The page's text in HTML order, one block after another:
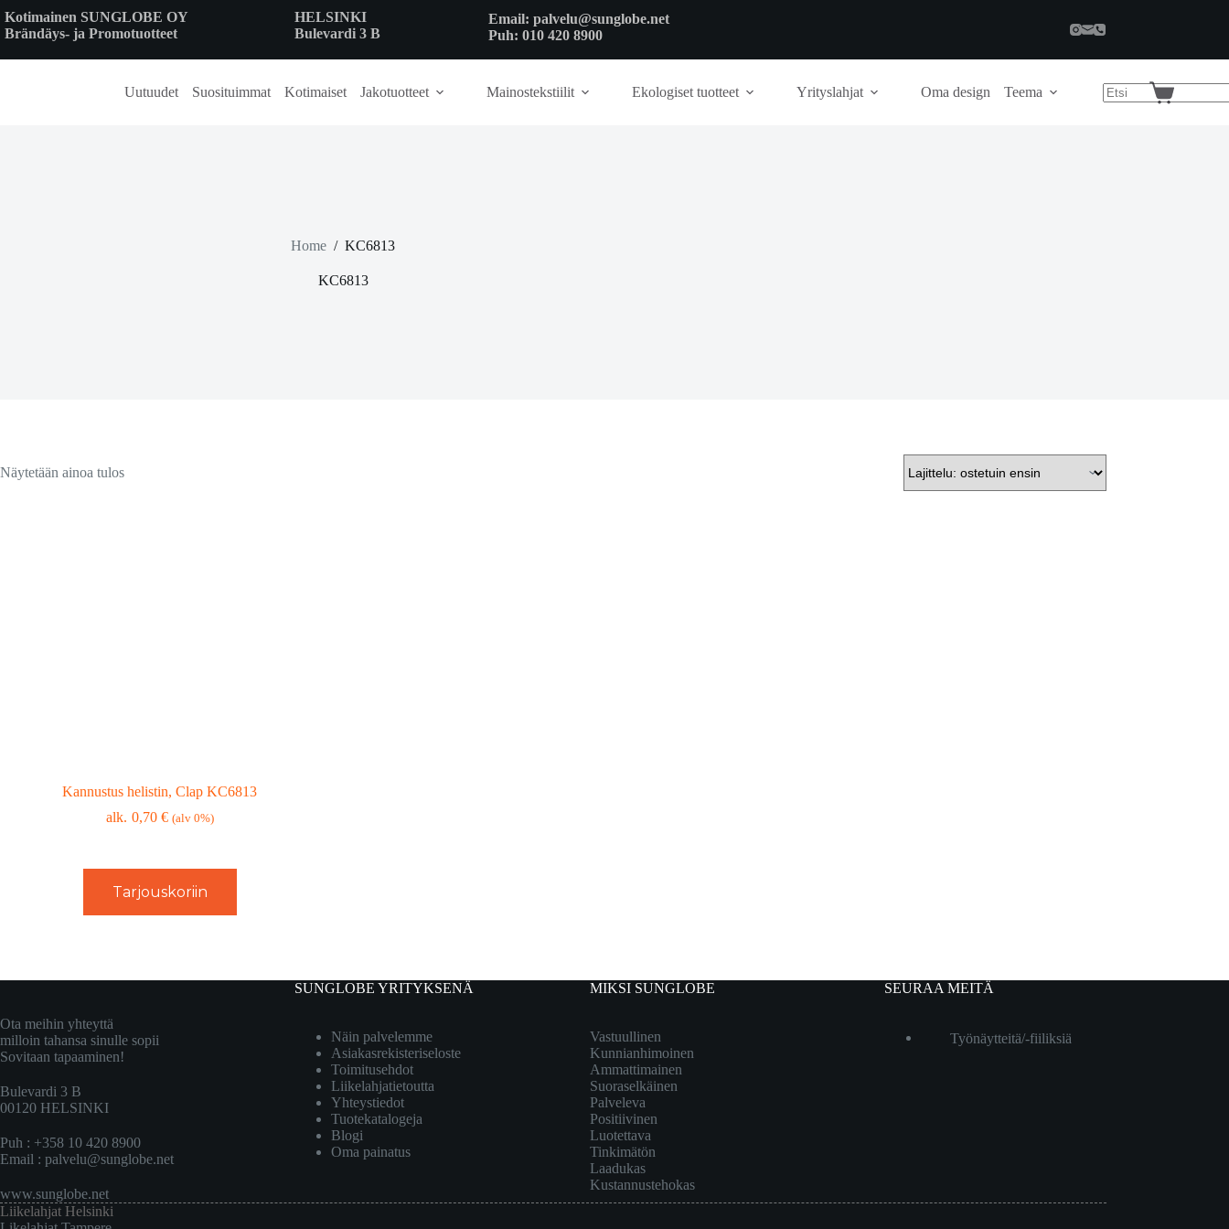
to
content
Kotimainen SUNGLOBE OY
Brändäys- ja Promotuotteet
HELSINKI
Bulevardi 3 B
Email: palvelu@sunglobe.net
Puh: 010 420 8900
Uutuudet Suosituimmat Kotimaiset Jakotuotteet Mainostekstiilit Ekologiset tuotteet Yrityslahjat Oma design Teema
Shopping
Home / KC6813
KC6813
Näytetään ainoa tulos
Kannustus helistin, Clap KC6813
0,70 € (alv 0%)
Tarjouskoriin
Ota meihin yhteyttä
milloin tahansa sinulle sopii
Sovitaan tapaaminen!
Bulevardi 3 B
00120 HELSINKI
Puh : +358 10 420 8900
Email : palvelu@sunglobe.net
www.sunglobe.net
SUNGLOBE YRITYKSENÄ
Näin palvelemme
Asiakasrekisteriseloste
Toimitusehdot
Liikelahjatietoutta
Yhteystiedot
Tuotekatalogeja
Blogi
Oma painatus
MIKSI SUNGLOBE
Vastuullinen
Kunnianhimoinen
Ammattimainen
Suoraselkäinen
Palveleva
Positiivinen
Luotettava
Tinkimätön
Laadukas
Kustannustehokas
SEURAA MEITÄ
Työnäytteitä/-fiiliksiä
Liikelahjat Helsinki